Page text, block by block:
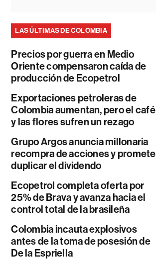
LAS ÚLTIMAS DE COLOMBIA
Precios por guerra en Medio
Oriente compensaron caída de
producción de Ecopetrol
Exportaciones petroleras de
Colombia aumentan, pero el café
y las flores sufren un rezago
Grupo Argos anuncia millonaria
recompra de acciones y promete
duplicar el dividendo
Ecopetrol completa oferta por
25% de Brava y avanza hacia el
control total de la brasileña
Colombia incauta explosivos
antes de la toma de posesión de
De la Espriella